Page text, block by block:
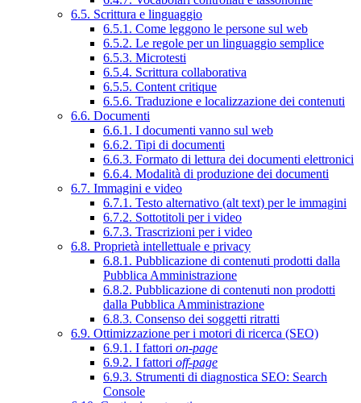
6.5. Scrittura e linguaggio
6.5.1. Come leggono le persone sul web
6.5.2. Le regole per un linguaggio semplice
6.5.3. Microtesti
6.5.4. Scrittura collaborativa
6.5.5. Content critique
6.5.6. Traduzione e localizzazione dei contenuti
6.6. Documenti
6.6.1. I documenti vanno sul web
6.6.2. Tipi di documenti
6.6.3. Formato di lettura dei documenti elettronici
6.6.4. Modalità di produzione dei documenti
6.7. Immagini e video
6.7.1. Testo alternativo (alt text) per le immagini
6.7.2. Sottotitoli per i video
6.7.3. Trascrizioni per i video
6.8. Proprietà intellettuale e privacy
6.8.1. Pubblicazione di contenuti prodotti dalla
Pubblica Amministrazione
6.8.2. Pubblicazione di contenuti non prodotti
dalla Pubblica Amministrazione
6.8.3. Consenso dei soggetti ritratti
6.9. Ottimizzazione per i motori di ricerca (SEO)
6.9.1. I fattori on-page
6.9.2. I fattori off-page
6.9.3. Strumenti di diagnostica SEO: Search
Console